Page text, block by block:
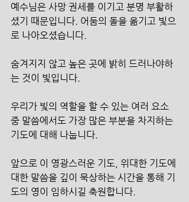
예수님은 사망 권세를 이기고 분명 부활하
셨기 때문입니다. 어둠의 돌을 옮기고 빛으
로 나아오셨습니다.
숨겨지지 않고 높은 곳에 밝히 드러나야하
는 것이 빛입니다.
우리가 빛의 역할을 할 수 있는 여러 요소
중 말씀에서도 가장 많은 부분을 차지하는
기도에 대해 나눕니다.
앞으로 이 영광스러운 기도, 위대한 기도에
대한 말씀을 깊이 묵상하는 시간을 통해 기
도의 영이 임하시길 축원합니다.